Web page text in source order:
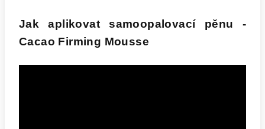
Jak aplikovat samoopalovací pěnu -
Cacao Firming Mousse